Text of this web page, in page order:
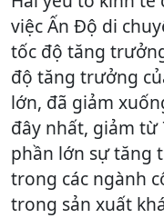
việc Ấn Độ di
tốc độ tăng
độ tăng trưởng
lớn, đã giảm
đây nhất, giảm từ
phần lớn sự tăng
trong các ngành
trong sản xuất